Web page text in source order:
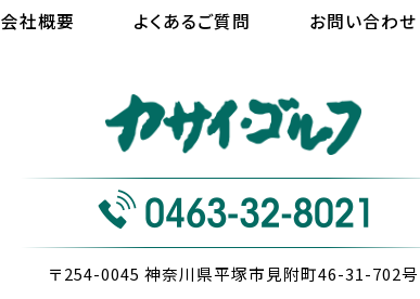
会社概要 よくあるご質問 お問い合わせ
〒254-0045 神奈川県平塚市見附町46-31-702号